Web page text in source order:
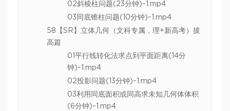
02斜棱柱问题(23分钟)~1.mp4
03同底锥柱问题(10分钟)~1.mp4
58【SR】立体几何（文科专属，理+新高考）拔
高篇
01平行线转化法求点到平面距离(14分
钟)~1.mp4
02投影问题(13分钟)~1.mp4
03利用同底面积或同高求未知几何体体积
(6分钟)~1.mp4